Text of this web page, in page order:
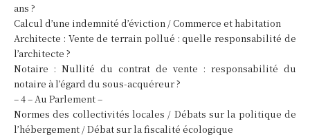
ans ?
Calcul d’une indemnité d’éviction / Commerce et habitation
Architecte : Vente de terrain pollué : quelle responsabilité de
l’architecte ?
Notaire : Nullité du contrat de vente : responsabilité du
notaire à l’égard du sous-acquéreur ?
– 4 – Au Parlement –
Normes des collectivités locales / Débats sur la politique de
l’hébergement / Débat sur la fiscalité écologique